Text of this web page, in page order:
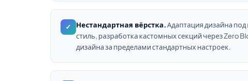
✓ Нестандартная вёрстка.Адаптация дизайна
стиль, разработка кастомных секций через Zero
дизайна за пределами стандартных настроек.